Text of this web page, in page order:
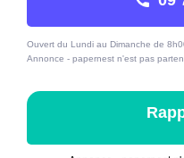
Ouvert du Lundi au Dimanche de
Annonce - papernest n'est pas